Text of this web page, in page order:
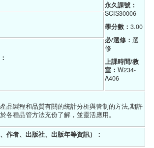
永久課號：
SCIS30006
學分數： 3.00
必/選修： 選
修
上課時間/教
室： W234-
A406
品製程和品質有關的統計分析與管制的方法,期許
各種品管方法充份了解，並靈活應用。
作者、出版社、出版年等資訊）：